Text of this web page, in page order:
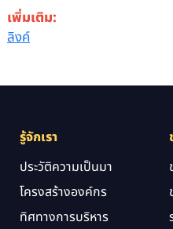
เพิ่มเติม:
ลิงค์
รู้จักเรา
ประวัติความเป็นมา
โครงสร้างองค์กร
ทิศทางการบริหาร